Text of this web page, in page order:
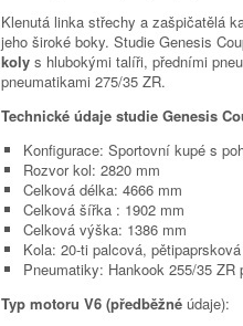
Klenutá linka střechy a zašpičatělá
jeho široké boky. Studie Genesis
koly s hlubokými talíři, předními
pneumatikami 275/35 ZR.
Technické údaje studie Genesis
Konfigurace: Sportovní kupé s
Rozvor kol: 2820 mm
Celková délka: 4666 mm
Celková šířka : 1902 mm
Celková výška: 1386 mm
Kola: 20-ti palcová, pětipaprsková
Pneumatiky: Hankook 255/35 ZR
Typ motoru V6 (předběžné údaje):